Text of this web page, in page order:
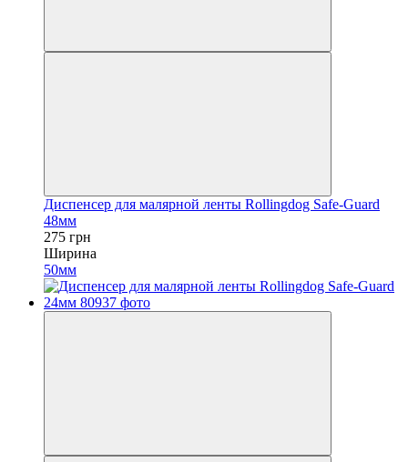
Диспенсер для малярной ленты Rollingdog Safe-Guard
48мм
275 грн
Ширина
50мм